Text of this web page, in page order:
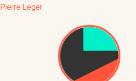
Pierre Leger